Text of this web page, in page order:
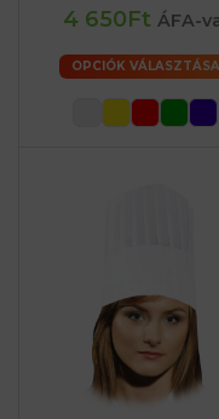
4 650Ft ÁFA-
OPCIÓK VÁLASZTÁSA